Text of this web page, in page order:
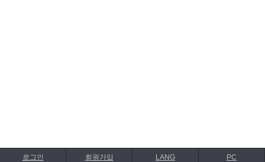
로그인 회원가입 LANG PC